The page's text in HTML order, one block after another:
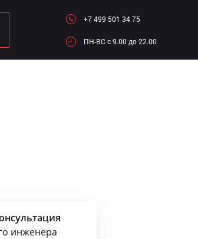
+7 499 501 34 75
ПН-ВC c 9.00 до 22.00
инженера